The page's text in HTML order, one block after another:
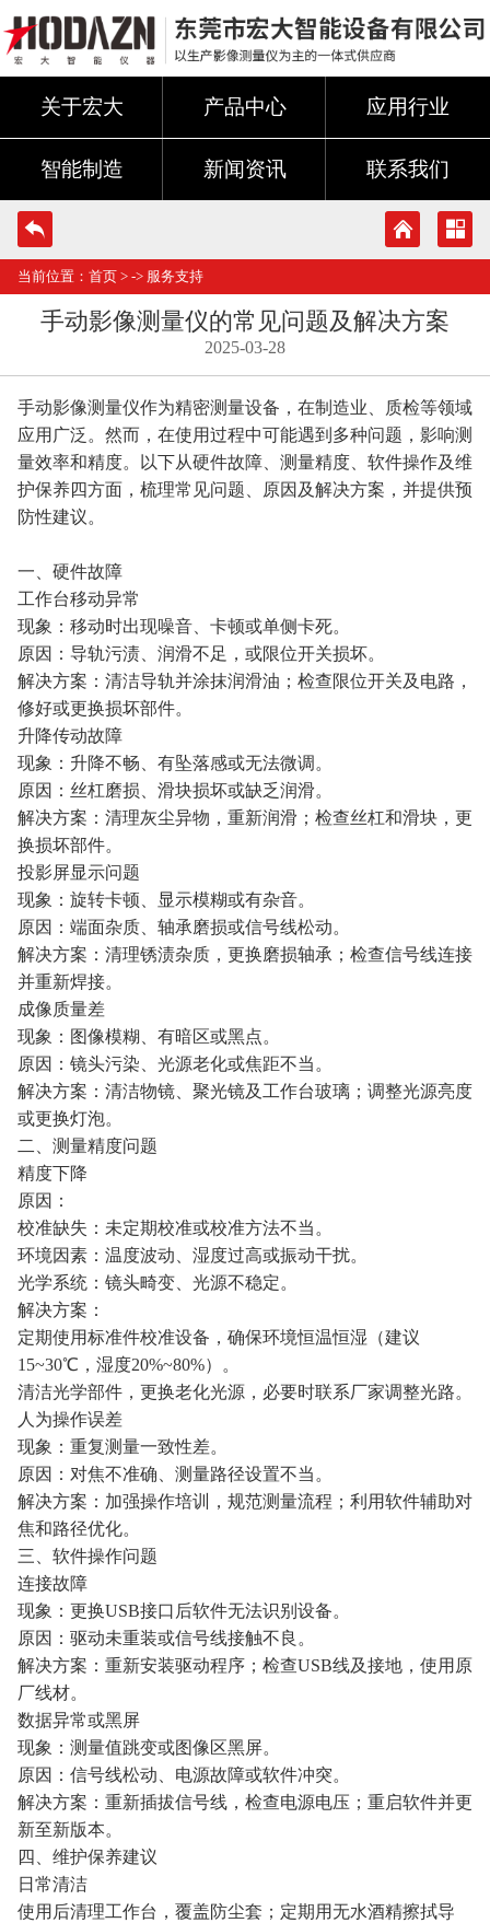
关于宏大 产品中心 应用行业
智能制造 新闻资讯 联系我们
当前位置： 首页 > -> 服务支持
手动影像测量仪的常见问题及解决方案
2025-03-28
手动影像测量仪作为精密测量设备，在制造业、质检等领域
应用广泛。然而，在使用过程中可能遇到多种问题，影响测
量效率和精度。以下从硬件故障、测量精度、软件操作及维
护保养四方面，梳理常见问题、原因及解决方案，并提供预
防性建议。
一、硬件故障
工作台移动异常
现象：移动时出现噪音、卡顿或单侧卡死。
原因：导轨污渍、润滑不足，或限位开关损坏。
解决方案：清洁导轨并涂抹润滑油；检查限位开关及电路，
修好或更换损坏部件。
升降传动故障
现象：升降不畅、有坠落感或无法微调。
原因：丝杠磨损、滑块损坏或缺乏润滑。
解决方案：清理灰尘异物，重新润滑；检查丝杠和滑块，更
换损坏部件。
投影屏显示问题
现象：旋转卡顿、显示模糊或有杂音。
原因：端面杂质、轴承磨损或信号线松动。
解决方案：清理锈渍杂质，更换磨损轴承；检查信号线连接
并重新焊接。
成像质量差
现象：图像模糊、有暗区或黑点。
原因：镜头污染、光源老化或焦距不当。
解决方案：清洁物镜、聚光镜及工作台玻璃；调整光源亮度
或更换灯泡。
二、测量精度问题
精度下降
原因：
校准缺失：未定期校准或校准方法不当。
环境因素：温度波动、湿度过高或振动干扰。
光学系统：镜头畸变、光源不稳定。
解决方案：
定期使用标准件校准设备，确保环境恒温恒湿（建议
15~30℃，湿度20%~80%）。
清洁光学部件，更换老化光源，必要时联系厂家调整光路。
人为操作误差
现象：重复测量一致性差。
原因：对焦不准确、测量路径设置不当。
解决方案：加强操作培训，规范测量流程；利用软件辅助对
焦和路径优化。
三、软件操作问题
连接故障
现象：更换USB接口后软件无法识别设备。
原因：驱动未重装或信号线接触不良。
解决方案：重新安装驱动程序；检查USB线及接地，使用原
厂线材。
数据异常或黑屏
现象：测量值跳变或图像区黑屏。
原因：信号线松动、电源故障或软件冲突。
解决方案：重新插拔信号线，检查电源电压；重启软件并更
新至新版本。
四、维护保养建议
日常清洁
使用后清理工作台，覆盖防尘套；定期用无水酒精擦拭导